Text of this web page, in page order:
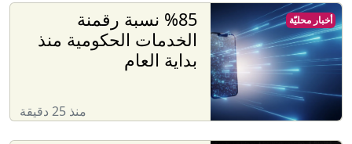
%85 نسبة رقمنة
الخدمات الحكومية منذ
بداية العام
منذ 25 دقيقة
أخبار محليّة